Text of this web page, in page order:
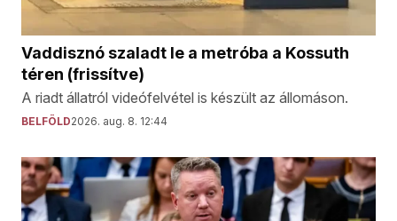
Vaddisznó szaladt le a metróba a Kossuth
téren (frissítve)
A riadt állatról videófelvétel is készült az állomáson.
BELFÖLD2026. aug. 8. 12:44